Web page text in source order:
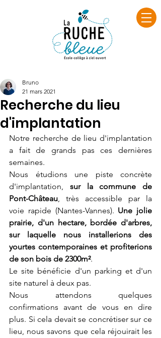
Recherche du lieu
d'implantation
Bruno
21 mars 2021
Notre recherche de lieu d'implantation
a fait de grands pas ces dernières
semaines.
Nous étudions une piste concrète
d'implantation, sur la commune de
Pont-Château, très accessible par la
voie rapide (Nantes-Vannes). Une jolie
prairie, d'un hectare, bordée d'arbres,
sur laquelle nous installerions des
yourtes contemporaines et profiterions
de son bois de 2300m².
Le site bénéficie d'un parking et d'un
site naturel à deux pas.
Nous attendons quelques
confirmations avant de vous en dire
plus. Si cela devait se concrétiser sur ce
lieu, nous savons que cela réjouirait les